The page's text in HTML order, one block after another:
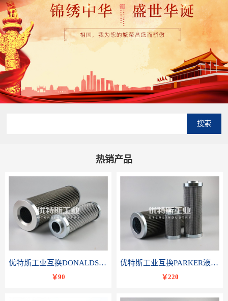
搜索
热销产品
优特斯工业互换DONALDSON唐纳森液压滤芯P566336
￥90
优特斯工业互换PARKER液压油滤芯TXWL8C-GDL10
￥220